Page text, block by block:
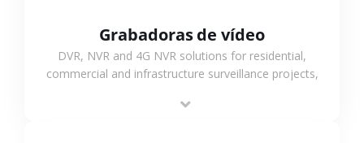
Grabadoras de vídeo
DVR, NVR and 4G NVR solutions for residential,
commercial and infrastructure surveillance projects,